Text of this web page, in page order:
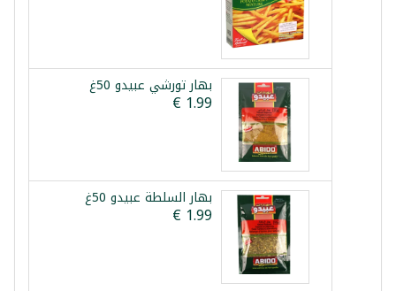
بهار تورشي عبيدو 50غ
بهار السلطة عبيدو 50غ